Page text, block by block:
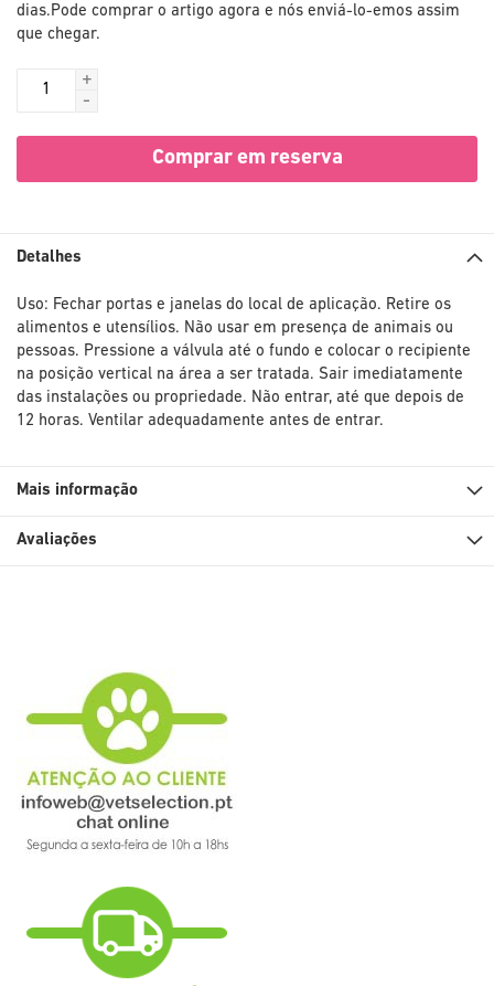
dias. Pode comprar o artigo agora e nós enviá-lo-emos assim
que chegar.
+
-
Comprar em reserva
Detalhes
Uso: Fechar portas e janelas do local de aplicação. Retire os
alimentos e utensílios. Não usar em presença de animais ou
pessoas. Pressione a válvula até o fundo e colocar o recipiente
na posição vertical na área a ser tratada. Sair imediatamente
das instalações ou propriedade. Não entrar, até que depois de
12 horas. Ventilar adequadamente antes de entrar.
Mais informação
Avaliações